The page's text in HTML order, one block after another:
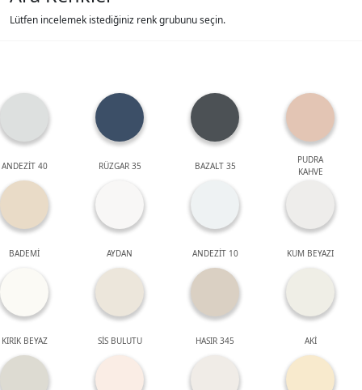
Lütfen incelemek istediğiniz renk grubunu seçin.
ANDEZİT 40 RÜZGAR 35 BAZALT 35
PUDRA
KAHVE
BADEMİ AYDAN ANDEZİT 10 KUM BEYAZI
KIRIK BEYAZ SİS BULUTU HASIR 345 AKİ